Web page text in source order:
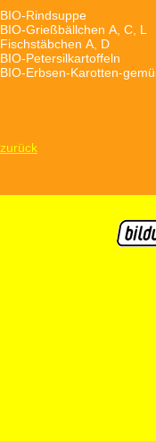
BIO-Rindsuppe
BIO-Grießbällchen A, C, L
Fischstäbchen A, D
BIO-Petersilkartoffeln
BIO-Erbsen-Karotten-
zurück